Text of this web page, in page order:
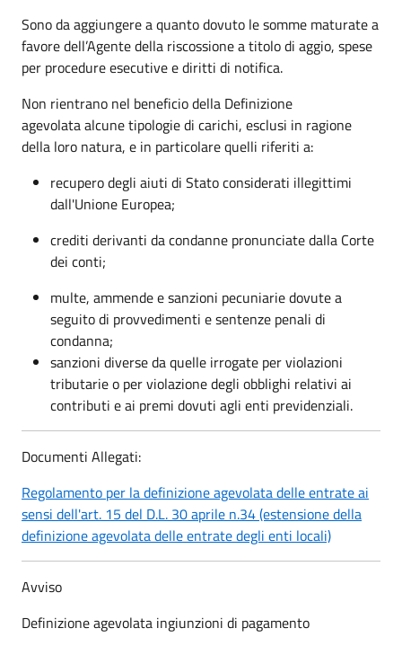
Sono da aggiungere a quanto dovuto le somme maturate a
favore dell’Agente della riscossione a titolo di aggio, spese
per procedure esecutive e diritti di notifica.
Non rientrano nel beneficio della Definizione
agevolata alcune tipologie di carichi, esclusi in ragione
della loro natura, e in particolare quelli riferiti a:
recupero degli aiuti di Stato considerati illegittimi
dall'Unione Europea;
crediti derivanti da condanne pronunciate dalla Corte
dei conti;
multe, ammende e sanzioni pecuniarie dovute a
seguito di provvedimenti e sentenze penali di
condanna;
sanzioni diverse da quelle irrogate per violazioni
tributarie o per violazione degli obblighi relativi ai
contributi e ai premi dovuti agli enti previdenziali.
Documenti Allegati:
Regolamento per la definizione agevolata delle entrate ai
sensi dell'art. 15 del D.L. 30 aprile n.34 (estensione della
definizione agevolata delle entrate degli enti locali)
Avviso
Definizione agevolata ingiunzioni di pagamento